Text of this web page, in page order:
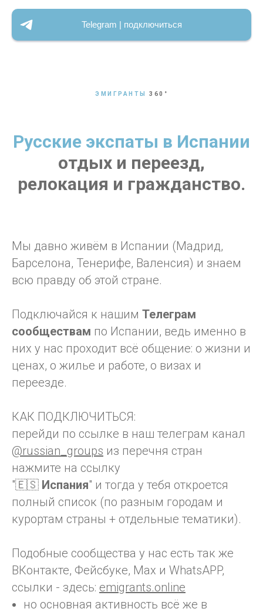
Telegram | подключиться
ЭМИГРАНТЫ 360 °
Русские экспаты в Испании
отдых и переезд,
релокация и гражданство.
Мы давно живём в Испании (Мадрид,
Барселона, Тенерифе, Валенсия) и знаем
всю правду об этой стране.
Подключайся к нашим Телеграм
сообществам по Испании, ведь именно в
них у нас проходит всё общение: о жизни и
ценах, о жилье и работе, о визах и
переезде.
КАК ПОДКЛЮЧИТЬСЯ:
перейди по ссылке в наш телеграм канал
@russian_groups из перечня стран
нажмите на ссылку
"🇪🇸 Испания" и тогда у тебя откроется
полный список (по разным городам и
курортам страны + отдельные тематики).
Подобные сообщества у нас есть так же
ВКонтакте, Фейсбуке, Max и WhatsAPP,
ссылки - здесь: emigrants.online
но основная активность всё же в